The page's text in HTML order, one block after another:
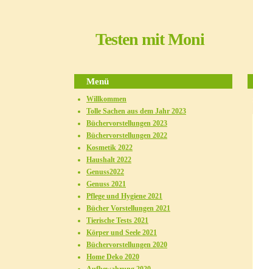
Testen mit Moni
Menü
Willkommen
Tolle Sachen aus dem Jahr 2023
Büchervorstellungen 2023
Büchervorstellungen 2022
Kosmetik 2022
Haushalt 2022
Genuss2022
Genuss 2021
Pflege und Hygiene 2021
Bücher Vorstellungen 2021
Tierische Tests 2021
Körper und Seele 2021
Büchervorstellungen 2020
Home Deko 2020